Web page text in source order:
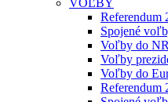
VOĽBY
Referendum
Spojené
Voľby do
Voľby
Voľby do
Referendum